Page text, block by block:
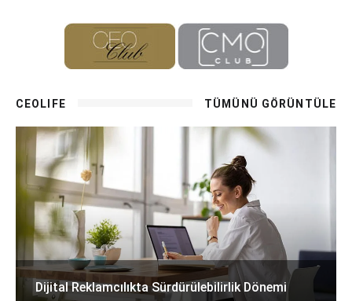
CEOLIFE TÜMÜNÜ GÖRÜNTÜLE
Dijital Reklamcılıkta Sürdürülebilirlik Dönemi